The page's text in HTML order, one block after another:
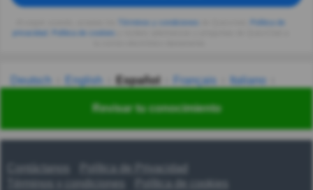
Revisar tu conocimiento
Deutsch English Español Français
Italiano
Українська हिन्दी 한국어 汉语
Contáctanos
Política de Privacidad
Términos y condiciones